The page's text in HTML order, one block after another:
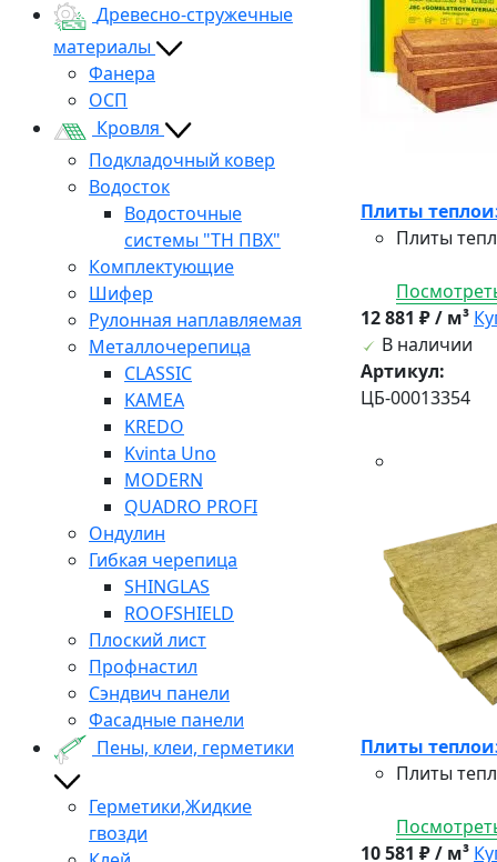
Древесно-стружечные
материалы
Фанера
ОСП
Кровля
Подкладочный ковер
Водосток
Водосточные
системы "ТН ПВХ"
Комплектующие
Шифер
Рулонная наплавляемая
Металлочерепица
CLASSIC
KAMEA
KREDO
Kvinta Uno
MODERN
QUADRO PROFI
Ондулин
Гибкая черепица
SHINGLAS
ROOFSHIELD
Плоский лист
Профнастил
Сэндвич панели
Фасадные панели
Пены, клеи, герметики
Герметики,Жидкие
гвозди
Плиты
Плиты
12 881 ₽ / м³
В наличии
Артикул:
ЦБ-00013354
Плиты
Плиты
10 581 ₽ / м³